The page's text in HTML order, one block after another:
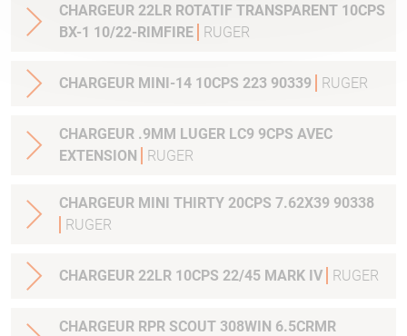
CHARGEUR 22LR ROTATIF TRANSPARENT 10CPS
BX-1 10/22-RIMFIRE
RUGER
CHARGEUR MINI-14 10CPS 223 90339 RUGER
CHARGEUR .9MM LUGER LC9 9CPS AVEC
EXTENSION
RUGER
CHARGEUR MINI THIRTY 20CPS 7.62X39 90338
RUGER
CHARGEUR 22LR 10CPS 22/45 MARK IV RUGER
CHARGEUR RPR SCOUT 308WIN 6.5CRMR